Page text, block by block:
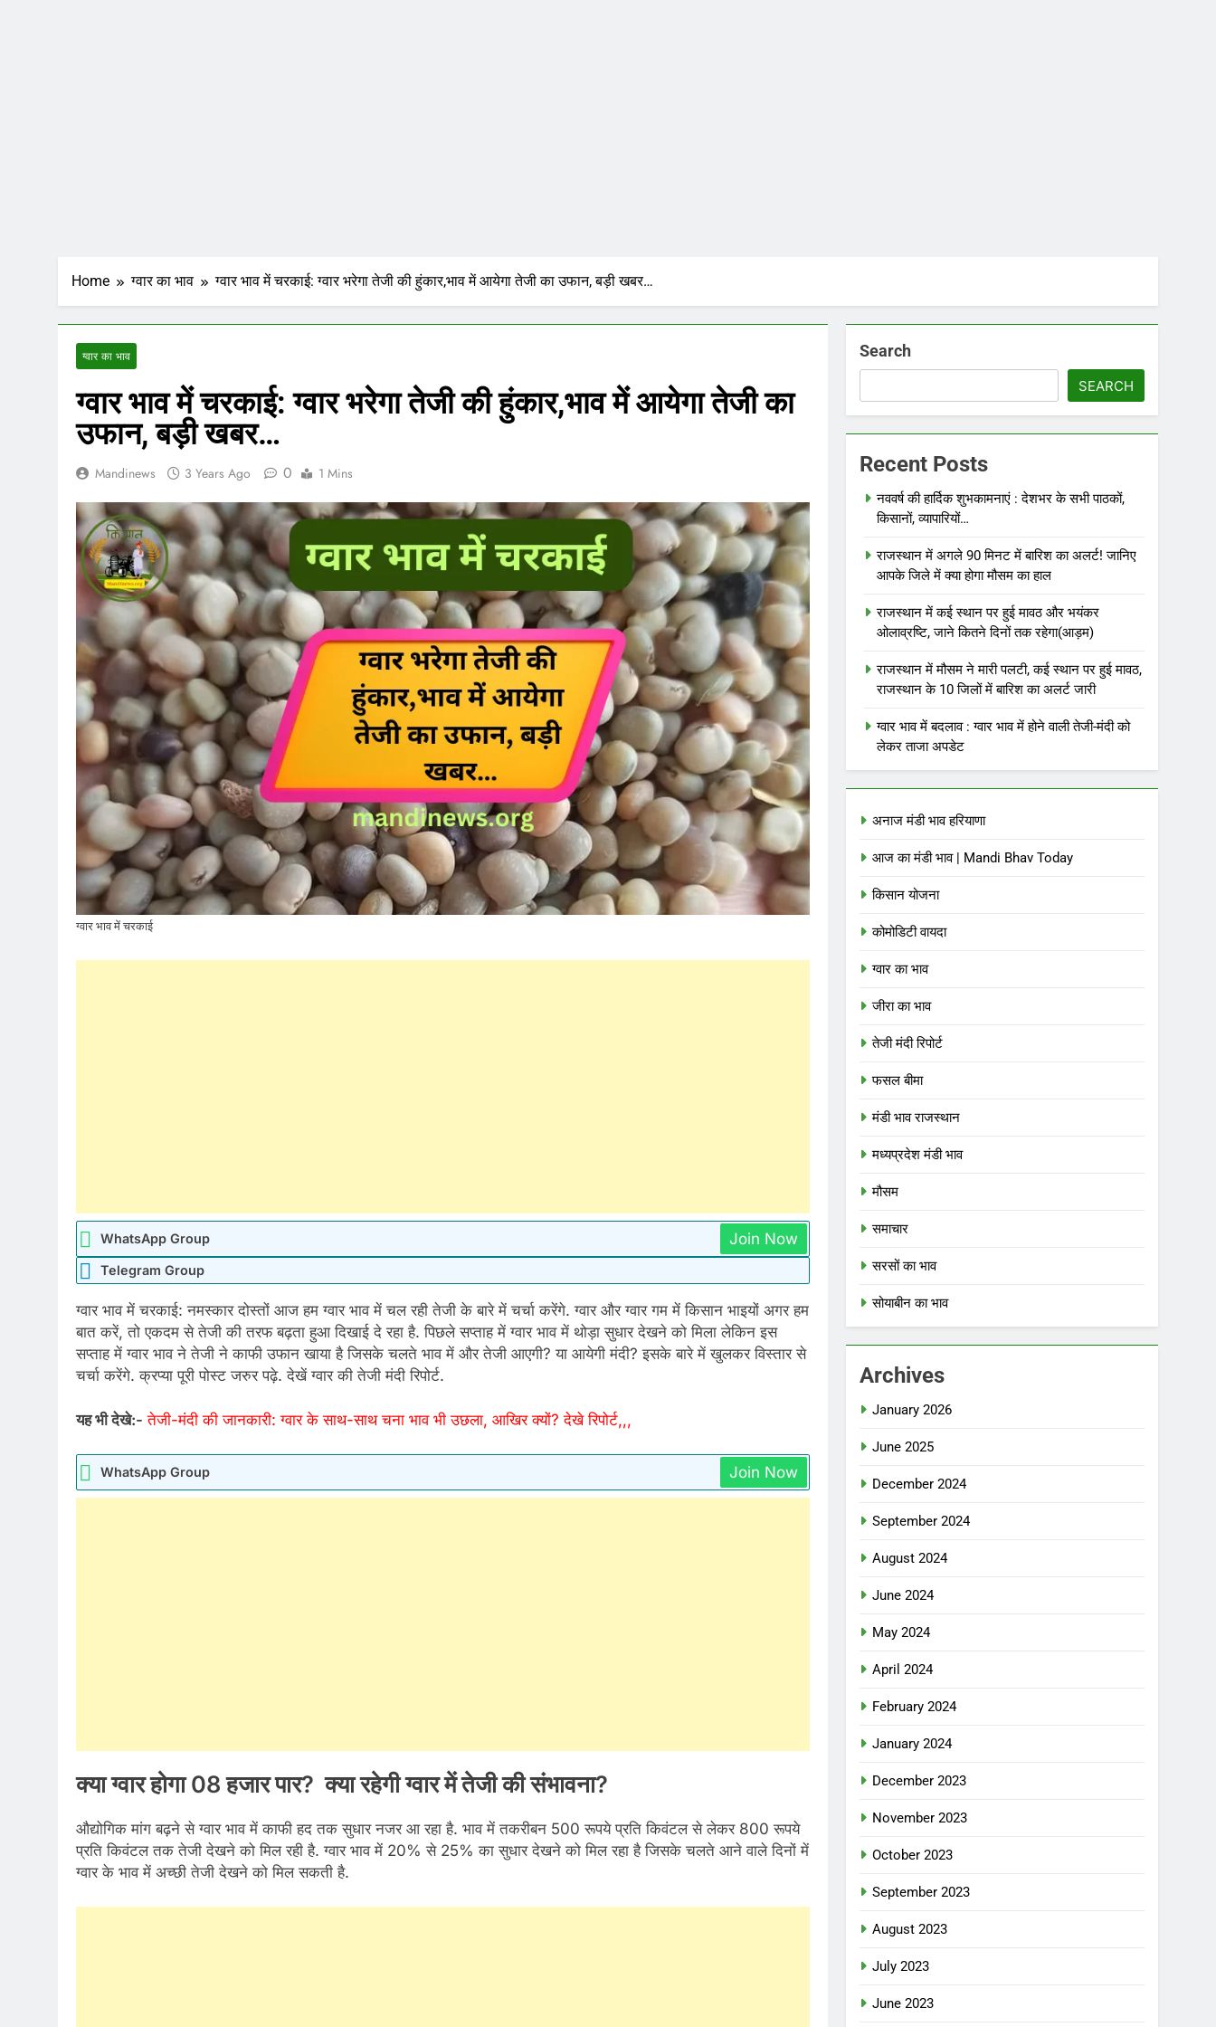
Home ग्वार का भाव ग्वार भाव में चरकाई: ग्वार भरेगा तेजी की हुंकार,भाव में आयेगा तेजी का उफान, बड़ी खबर…
ग्वार का भाव
ग्वार भाव में चरकाई: ग्वार भरेगा तेजी की हुंकार,भाव में आयेगा तेजी का
उफान, बड़ी खबर…
Mandinews 3 Years Ago 0 1 Mins
ग्वार भाव में चरकाई
WhatsApp Group Join Now
Telegram Group
ग्वार भाव में चरकाई: नमस्कार दोस्तों आज हम ग्वार भाव में चल रही तेजी के बारे में चर्चा करेंगे. ग्वार और ग्वार गम में किसान भाइयों अगर हम
बात करें, तो एकदम से तेजी की तरफ बढ़ता हुआ दिखाई दे रहा है. पिछले सप्ताह में ग्वार भाव में थोड़ा सुधार देखने को मिला लेकिन इस
सप्ताह में ग्वार भाव ने तेजी ने काफी उफान खाया है जिसके चलते भाव में और तेजी आएगी? या आयेगी मंदी? इसके बारे में खुलकर विस्तार से
चर्चा करेंगे. क्रप्या पूरी पोस्ट जरुर पढ़े. देखें ग्वार की तेजी मंदी रिपोर्ट.
यह भी देखे:- तेजी-मंदी की जानकारी: ग्वार के साथ-साथ चना भाव भी उछला, आखिर क्यों? देखे रिपोर्ट,,,
WhatsApp Group Join Now
क्या ग्वार होगा 08 हजार पार? क्या रहेगी ग्वार में तेजी की संभावना?
औद्योगिक मांग बढ़ने से ग्वार भाव में काफी हद तक सुधार नजर आ रहा है. भाव में तकरीबन 500 रूपये प्रति किवंटल से लेकर 800 रूपये
प्रति किवंटल तक तेजी देखने को मिल रही है. ग्वार भाव में 20% से 25% का सुधार देखने को मिल रहा है जिसके चलते आने वाले दिनों में
ग्वार के भाव में अच्छी तेजी देखने को मिल सकती है.
Search
SEARCH
Recent Posts
नववर्ष की हार्दिक शुभकामनाएं : देशभर के सभी पाठकों,
किसानों, व्यापारियों…
राजस्थान में अगले 90 मिनट में बारिश का अलर्ट! जानिए
आपके जिले में क्या होगा मौसम का हाल
राजस्थान में कई स्थान पर हुई मावठ और भयंकर
ओलाव्रष्टि, जाने कितने दिनों तक रहेगा(आड़म)
राजस्थान में मौसम ने मारी पलटी, कई स्थान पर हुई मावठ,
राजस्थान के 10 जिलों में बारिश का अलर्ट जारी
ग्वार भाव में बदलाव : ग्वार भाव में होने वाली तेजी-मंदी को
लेकर ताजा अपडेट
अनाज मंडी भाव हरियाणा
आज का मंडी भाव | Mandi Bhav Today
किसान योजना
कोमोडिटी वायदा
ग्वार का भाव
जीरा का भाव
तेजी मंदी रिपोर्ट
फसल बीमा
मंडी भाव राजस्थान
मध्यप्रदेश मंडी भाव
मौसम
समाचार
सरसों का भाव
सोयाबीन का भाव
Archives
January 2026
June 2025
December 2024
September 2024
August 2024
June 2024
May 2024
April 2024
February 2024
January 2024
December 2023
November 2023
October 2023
September 2023
August 2023
July 2023
June 2023